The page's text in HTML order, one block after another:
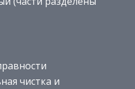
чистка и